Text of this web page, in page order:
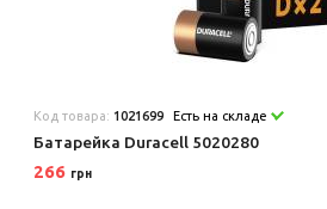
Код товара: 1021699 Есть на складе
Батарейка Duracell 5020280
266 грн